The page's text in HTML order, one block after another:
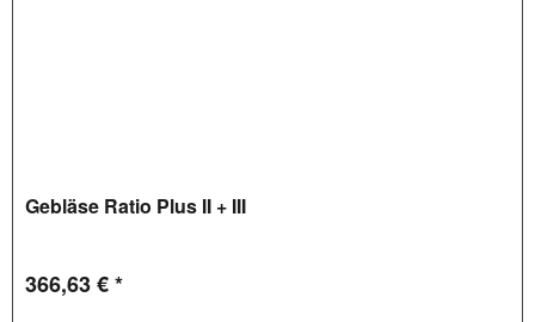
Gebläse Ratio Plus II + III
366,63 € *